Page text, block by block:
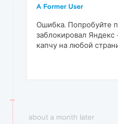
A Former User
Ошибка. Попробуйте
заблокировал
капчу на любой
about a month later